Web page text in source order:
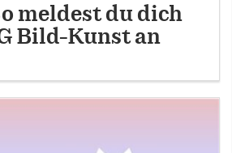
meldest du dich
Bild-Kunst an